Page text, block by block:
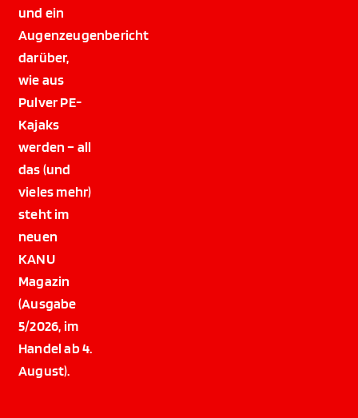
und ein
Augenzeugenbericht
darüber,
wie aus
Pulver PE-
Kajaks
werden – all
das (und
vieles mehr)
steht im
neuen
KANU
Magazin
(Ausgabe
5/2026, im
Handel ab 4.
August).